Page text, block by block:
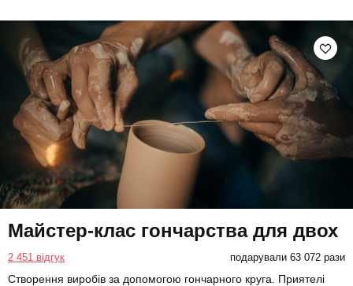
Майстер-клас гончарства для двох
2 451 відгук подарували 63 072 рази
Створення виробів за допомогою гончарного круга. Приятелі